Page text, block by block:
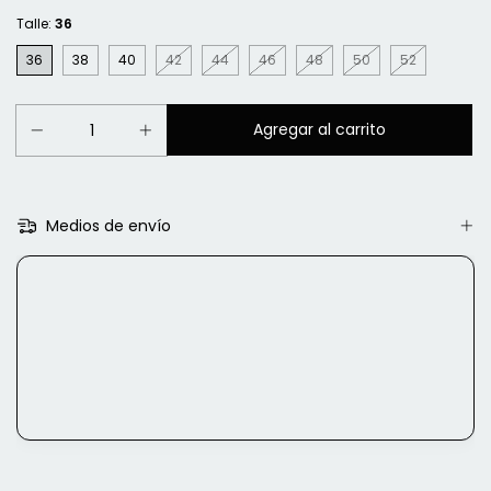
Talle: 36
36
38 40 42 44 46 48 50 52
Medios de envío